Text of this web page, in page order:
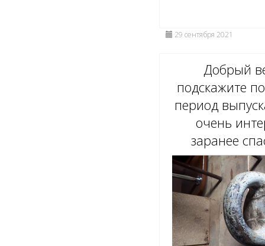
29 сентября 2021
Добрый
подскажите
период
очень
заранее